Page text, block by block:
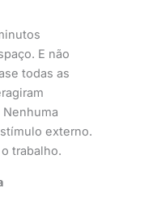
E não
todas as
externo.
trabalho.